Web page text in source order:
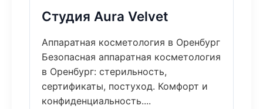
Студия Aura Velvet
Аппаратная косметология в Оренбург
Безопасная аппаратная косметология
в Оренбург: стерильность,
сертификаты, постуход. Комфорт и
конфиденциальность....